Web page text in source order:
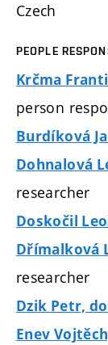
Czech
PEOPLE
Krčma
person
Burdíková
Dohnalová
researcher
Doskočil
Dřímalková
researcher
Dzik Petr,
Enev